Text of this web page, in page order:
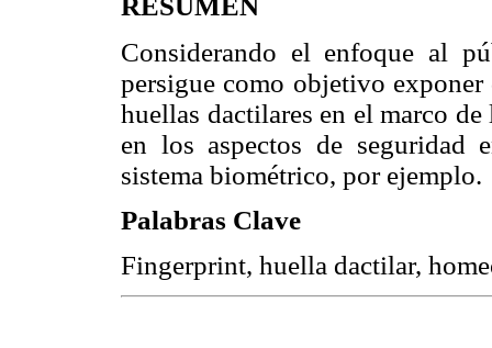
RESUMEN
Considerando el enfoque al
persigue como objetivo
huellas dactilares en el marco
en los aspectos de seguridad
sistema biométrico, por ejemplo.
Palabras Clave
Fingerprint, huella dactilar,